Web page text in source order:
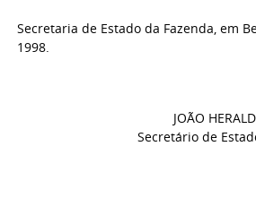
Secretaria de Estado da Fazenda, em
1998.
JOÃO
Secretário de